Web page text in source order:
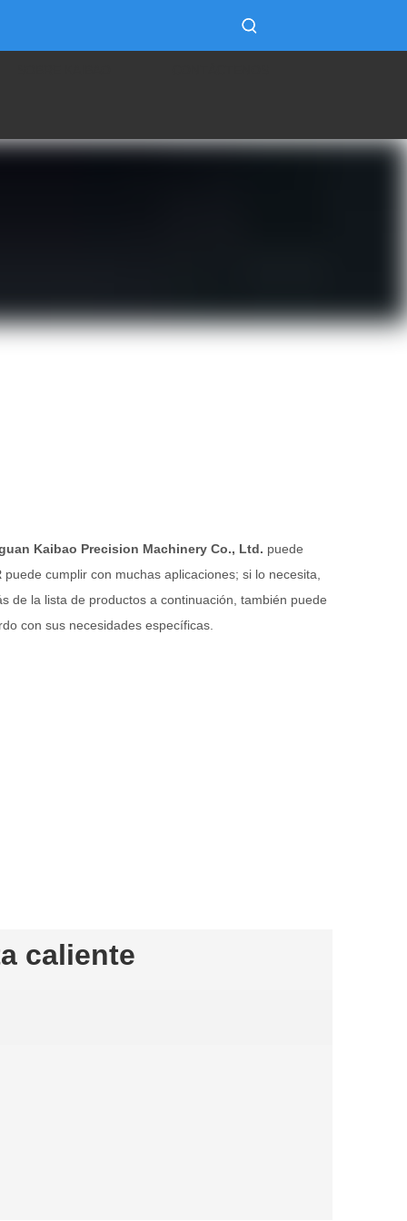
Kaibao Precision Machinery Co., Ltd. puede
puede cumplir con muchas aplicaciones; si lo necesita,
de la lista de productos a continuación, también puede
con sus necesidades específicas.
caliente